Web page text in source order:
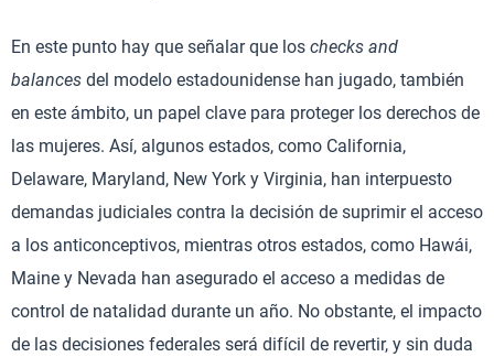
En este punto hay que señalar que los checks and
balances del modelo estadounidense han jugado, también
en este ámbito, un papel clave para proteger los derechos de
las mujeres. Así, algunos estados, como California,
Delaware, Maryland, New York y Virginia, han interpuesto
demandas judiciales contra la decisión de suprimir el acceso
a los anticonceptivos, mientras otros estados, como Hawái,
Maine y Nevada han asegurado el acceso a medidas de
control de natalidad durante un año. No obstante, el impacto
de las decisiones federales será difícil de revertir, y sin duda